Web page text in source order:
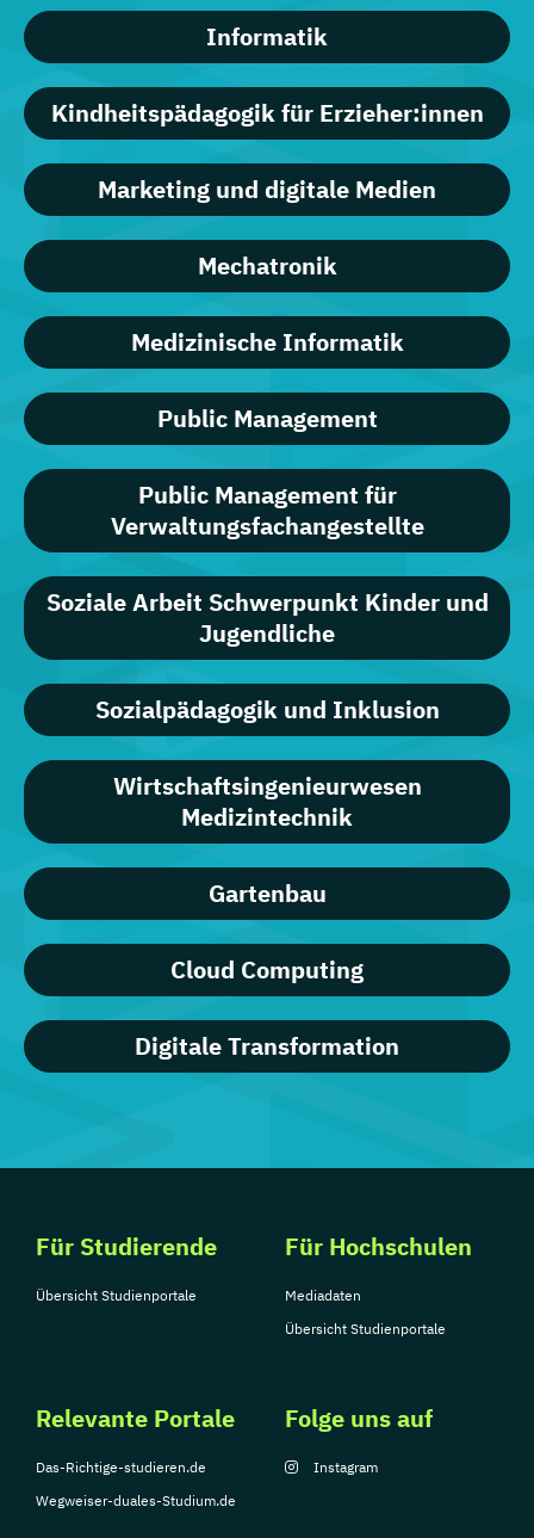
Informatik
Kindheitspädagogik für Erzieher:innen
Marketing und digitale Medien
Mechatronik
Medizinische Informatik
Public Management
Public Management für
Verwaltungsfachangestellte
Soziale Arbeit Schwerpunkt Kinder und
Jugendliche
Sozialpädagogik und Inklusion
Wirtschaftsingenieurwesen
Medizintechnik
Gartenbau
Cloud Computing
Digitale Transformation
Für Studierende
Übersicht Studienportale
Für Hochschulen
Mediadaten
Übersicht Studienportale
Relevante Portale
Das-Richtige-studieren.de
Wegweiser-duales-Studium.de
Folge uns auf
Instagram